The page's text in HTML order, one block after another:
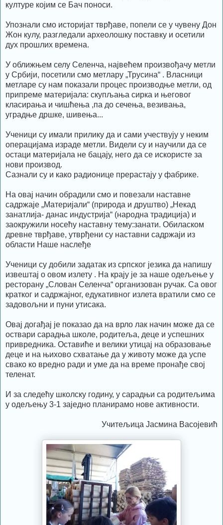
културе којим се Бач поноси.
Упознали смо историјат тврђаве, попели се у чувену Дон
Жон кулу, разгледали археолошку поставку и осетили
дух прошлих времена.
У оближњем селу Селенча, највећем произвођачу метли
у Србији, посетили смо метлару „Трусина“ . Власници
метларе су нам показали процес производње метли, од
припреме материјала: скупљања сирка и његовог
класирања и чишћења ,па до сечења, везивања,
уградње дршке, шивења...
Ученици су имали прилику да и сами учествују у неким
операцијама израде метли. Видели су и научили да се
остаци материјала не бацају, него да се искористе за
нови производ.
Сазнали су и како радионице прерастају у фабрике.
На овај начин обрадили смо и повезали наставне
садржаје „Материјали“ (природа и друштво) „Некад
занатлија- данас индустрија“ (народна традиција) и
заокружили носећу наставну тему:занати. Обиласком
древне тврђаве, утврђени су наставни садржаји из
области Наше наслеђе
Ученици су добили задатак из српског језика да напишу
извештај о овом излету . На крају је за наше одељење у
ресторану „Слован Селенча“ организован ручак. Са овог
кратког и садржајног, едукативног излета вратили смо се
задовољни и пуни утисака.
Овај догађај је показао да на врло лак начин може да се
оствари сарадња школе, родитеља, деце и успешних
привредника. Оставиће и велики утицај на образовање
деце и на њихово схватање да у животу може да успе
свако ко вредно ради и уме да на време пронађе свој
теленат.
И за следећу школску годину, у сарадњи са родитељима
у одељењу 3-1 заједно планирамо нове активности.
Учитељица Јасмина Васојевић